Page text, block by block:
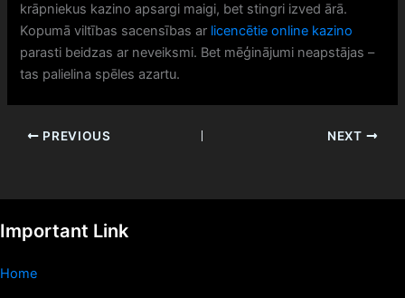
krāpniekus kazino apsargi maigi, bet stingri izved ārā.
Kopumā viltības sacensības ar licencētie online kazino
parasti beidzas ar neveiksmi. Bet mēģinājumi neapstājas –
tas palielina spēles azartu.
PREVIOUS NEXT
Important Link
Home